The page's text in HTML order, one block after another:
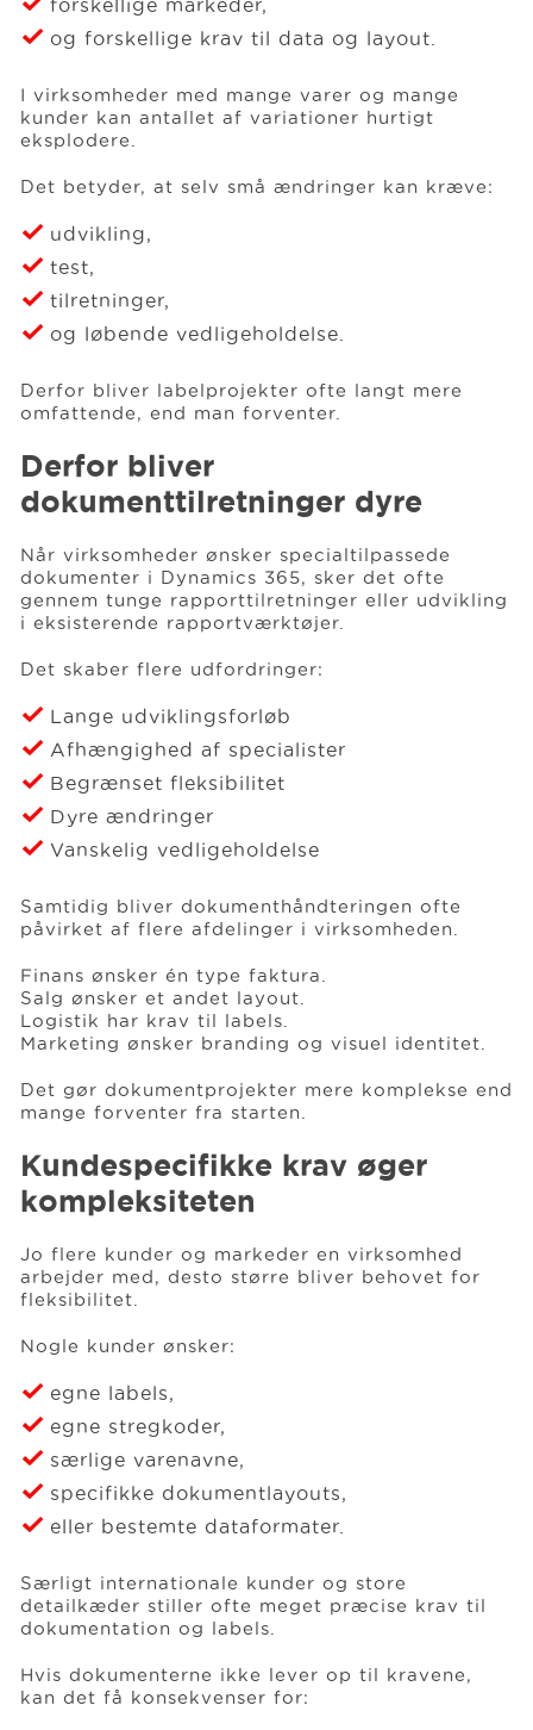
forskellige markeder,
og forskellige krav til data og layout.
I virksomheder med mange varer og mange
kunder kan antallet af variationer hurtigt
eksplodere.
Det betyder, at selv små ændringer kan kræve:
udvikling,
test,
tilretninger,
og løbende vedligeholdelse.
Derfor bliver labelprojekter ofte langt mere
omfattende, end man forventer.
Derfor bliver
dokumenttilretninger dyre
Når virksomheder ønsker specialtilpassede
dokumenter i Dynamics 365, sker det ofte
gennem tunge rapporttilretninger eller udvikling
i eksisterende rapportværktøjer.
Det skaber flere udfordringer:
Lange udviklingsforløb
Afhængighed af specialister
Begrænset fleksibilitet
Dyre ændringer
Vanskelig vedligeholdelse
Samtidig bliver dokumenthåndteringen ofte
påvirket af flere afdelinger i virksomheden.
Finans ønsker én type faktura.
Salg ønsker et andet layout.
Logistik har krav til labels.
Marketing ønsker branding og visuel identitet.
Det gør dokumentprojekter mere komplekse end
mange forventer fra starten.
Kundespecifikke krav øger
kompleksiteten
Jo flere kunder og markeder en virksomhed
arbejder med, desto større bliver behovet for
fleksibilitet.
Nogle kunder ønsker:
egne labels,
egne stregkoder,
særlige varenavne,
specifikke dokumentlayouts,
eller bestemte dataformater.
Særligt internationale kunder og store
detailkæder stiller ofte meget præcise krav til
dokumentation og labels.
Hvis dokumenterne ikke lever op til kravene,
kan det få konsekvenser for: